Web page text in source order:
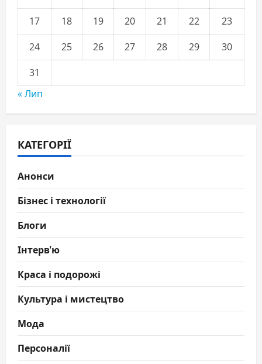
17
18 19 20 21 22
23
24
25 26 27 28 29
30
31
« Лип
КАТЕГОРІЇ
Анонси
Бізнес і технології
Блоги
Інтерв'ю
Краса і подорожі
Культура і мистецтво
Мода
Персоналії